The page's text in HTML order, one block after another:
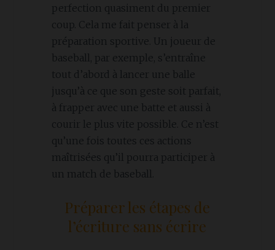
perfection quasiment du premier
coup. Cela me fait penser à la
préparation sportive. Un joueur de
baseball, par exemple, s’entraîne
tout d’abord à lancer une balle
jusqu’à ce que son geste soit parfait,
à frapper avec une batte et aussi à
courir le plus vite possible. Ce n’est
qu’une fois toutes ces actions
maîtrisées qu’il pourra participer à
un match de baseball.
Préparer les étapes de
l’écriture sans écrire